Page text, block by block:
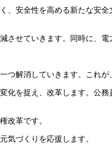
安全性を高める新たな安
せていきます。同時に、電
解消していきます。これが
を捉え、改革します。公
改革です。
気づくりを応援します。